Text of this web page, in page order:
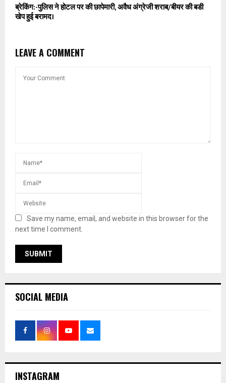
ब्रेकिंग:-पुलिस ने होटल पर की छापेमारी, अवैध अंग्रेजी शराब/बीयर की बडी
खेप हुई बरामद।
LEAVE A COMMENT
Save my name, email, and website in this browser for the
next time I comment.
SOCIAL MEDIA
INSTAGRAM